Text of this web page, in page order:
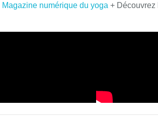
Magazine numérique du yoga + Découvrez